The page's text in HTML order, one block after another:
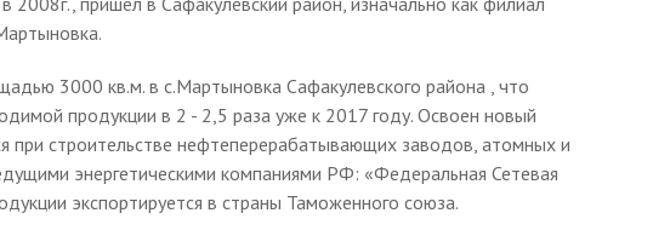
3000 кв.м. в с.Мартыновка Сафакулевского района , что
продукции в 2 - 2,5 раза уже к 2017 году. Освоен новый
строительстве нефтеперерабатывающих заводов, атомных и
энергетическими компаниями РФ: «Федеральная Сетевая
экспортируется в страны Таможенного союза.